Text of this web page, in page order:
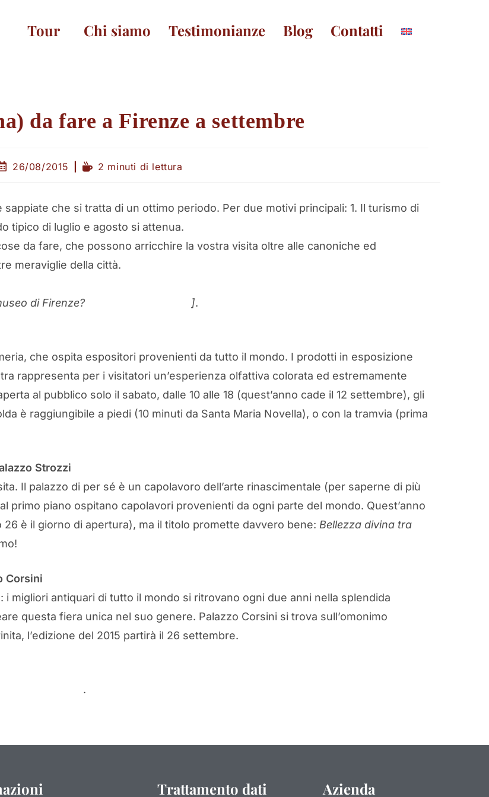
Tour Chi siamo Testimonianze Blog Contatti
da fare a Firenze a settembre
26/08/2015 2 minuti di lettura
che si tratta di un ottimo periodo. Per due motivi principali: 1. Il turismo di
tipico di luglio e agosto si attenua.
da fare, che possono arricchire la vostra visita oltre alle canoniche ed
meraviglie della città.
di Firenze? ].
che ospita espositori provenienti da tutto il mondo. I prodotti in esposizione
rappresenta per i visitatori un’esperienza olfattiva colorata ed estremamente
al pubblico solo il sabato, dalle 10 alle 18 (quest’anno cade il 12 settembre), gli
è raggiungibile a piedi (10 minuti da Santa Maria Novella), o con la tramvia (prima
Strozzi
Il palazzo di per sé è un capolavoro dell’arte rinascimentale (per saperne di più
primo piano ospitano capolavori provenienti da ogni parte del mondo. Quest’anno
è il giorno di apertura), ma il titolo promette davvero bene: Bellezza divina tra
Corsini
i migliori antiquari di tutto il mondo si ritrovano ogni due anni nella splendida
questa fiera unica nel suo genere. Palazzo Corsini si trova sull’omonimo
l’edizione del 2015 partirà il 26 settembre.
.
Trattamento dati Azienda